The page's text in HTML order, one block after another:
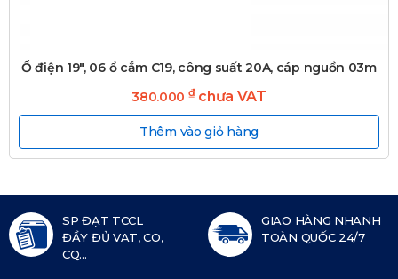
Ổ điện 19″, 06 ổ cắm C19, công suất 20A, cáp nguồn 03m
380.000 ₫chưa VAT
Thêm vào giỏ hàng
SP ĐẠT TCCL
ĐẦY ĐỦ VAT, CO,
CQ...
GIAO HÀNG NHANH
TOÀN QUỐC 24/7